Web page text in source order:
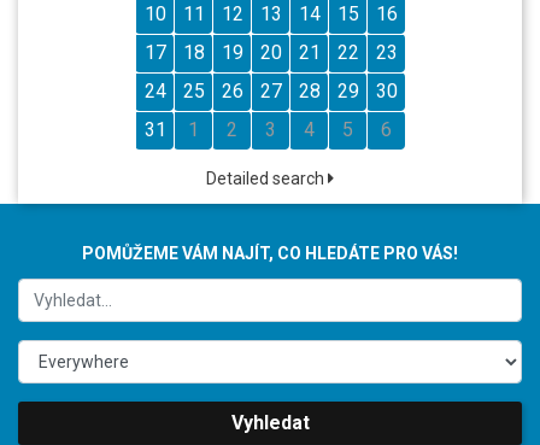
10
11 12 13 14 15
16
17
18 19 20 21 22
23
24
25 26 27 28 29
30
31
1 2 3 4 5 6
Detailed search
POMŮŽEME VÁM NAJÍT, CO HLEDÁTE PRO VÁS!
Vyhledat